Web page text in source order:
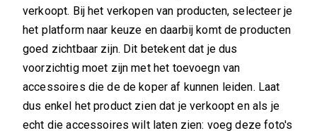
verkoopt. Bij het verkopen van producten, selecteer je
het platform naar keuze en daarbij komt de producten
goed zichtbaar zijn. Dit betekent dat je dus
voorzichtig moet zijn met het toevoegn van
accessoires die de de koper af kunnen leiden. Laat
dus enkel het product zien dat je verkoopt en als je
echt die accessoires wilt laten zien: voeg deze foto's